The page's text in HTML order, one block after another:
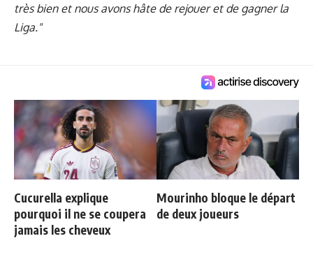
très bien et nous avons hâte de rejouer et de gagner la
Liga."
Cucurella explique
pourquoi il ne se coupera
jamais les cheveux
Mourinho bloque le départ
de deux joueurs